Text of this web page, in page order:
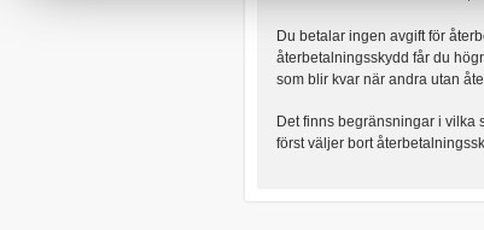
Du betalar ingen avgift för
återbetalningsskydd får du
som blir kvar när andra utan
Det finns begränsningar i vilka
först väljer bort